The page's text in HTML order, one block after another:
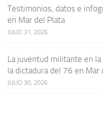
Testimonios, datos e
en Mar del Plata
JULIO 31, 2026
La juventud militante en
la dictadura del 76 en Mar
JULIO 30, 2026